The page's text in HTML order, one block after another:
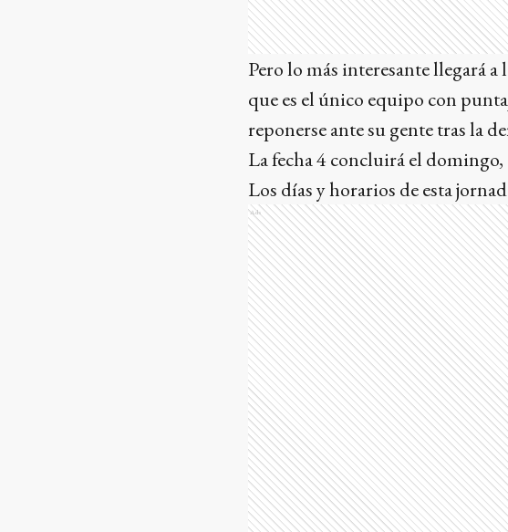
Pero lo más interesante llegará
que es el único equipo con
reponerse ante su gente tras la
La fecha 4 concluirá el
Los días y horarios de esta
Ads